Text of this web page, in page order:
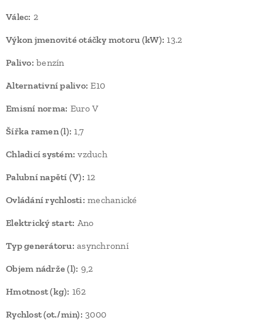
Válec: 2
Výkon jmenovité otáčky motoru (kW): 13.2
Palivo: benzín
Alternativní palivo: E10
Emisní norma: Euro V
Šířka ramen (l): 1,7
Chladicí systém: vzduch
Palubní napětí (V): 12
Ovládání rychlosti: mechanické
Elektrický start: Ano
Typ generátoru: asynchronní
Objem nádrže (l): 9,2
Hmotnost (kg): 162
Rychlost (ot./min): 3000